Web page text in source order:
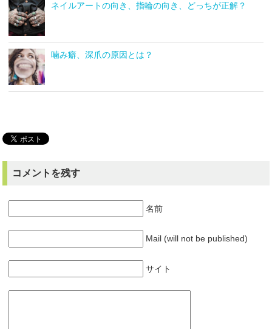
ネイルアートの向き、指輪の向き、どっちが正解？
噛み癖、深爪の原因とは？
コメントを残す
名前
Mail (will not be published)
サイト